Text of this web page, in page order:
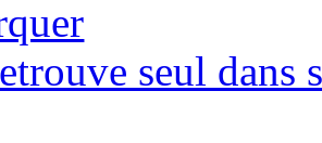
seul dans